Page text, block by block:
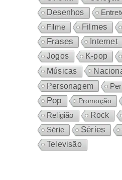
Desenhos
Filme
Filmes
Frases Internet
Jogos
K-pop
Músicas
Personagem
Pop Promoção
Religião
Rock
Série Séries
Televisão